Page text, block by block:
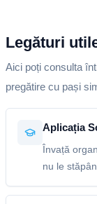
Legături
Aici poți consulta
pregătire cu pași
Aplicația
Învață
nu le